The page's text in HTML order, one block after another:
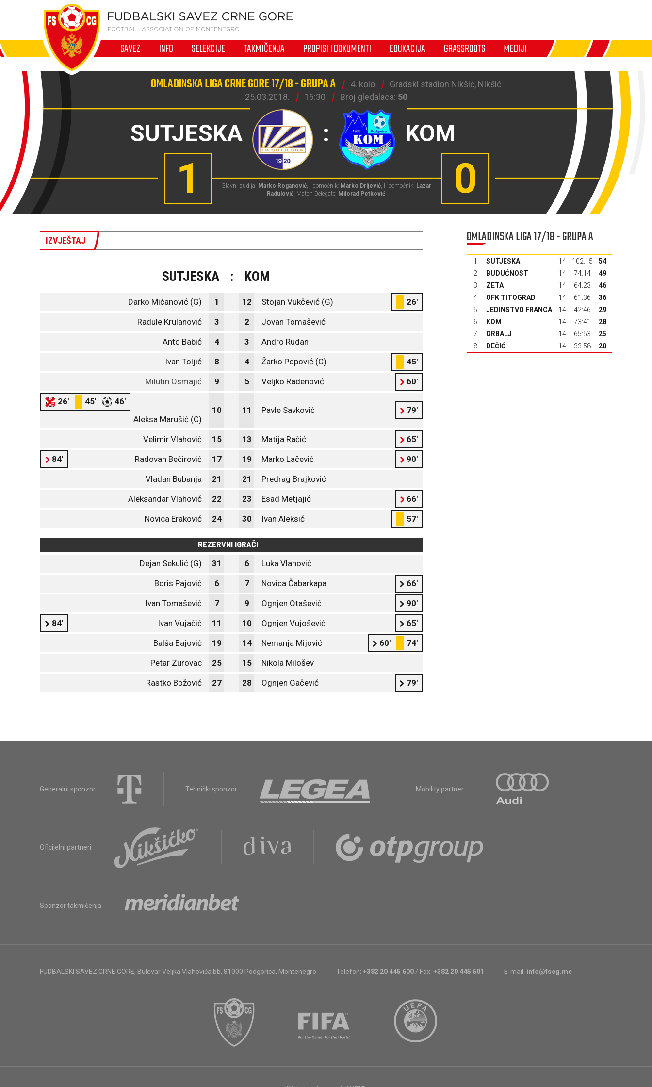
SAVEZ INFO SELEKCIJE TAKMIČENJA PROPISI I DOKUMENTI EDUKACIJA GRASSROOTS MEDIJI
OMLADINSKA LIGA CRNE GORE 17/18 - GRUPA A 4. kolo
Gradski stadion Nikšić, Nikšić
25.03.2018.
16:30 Broj gledalaca: 50
SUTJESKA : KOM
1 0
Glavni sudija: Marko Roganović, I pomoćnik: Marko Drljević, II pomoćnik: Lazar
Radulović, Match Delegate: Milorad Petković
IZVJEŠTAJ
SUTJESKA : KOM
Darko Mićanović (G) 1 12 Stojan Vukčević (G) 26'
Radule Krulanović 3 2 Jovan Tomašević
Anto Babić 4 3 Andro Rudan
Ivan Toljić 8 4 Žarko Popović (C) 45'
Milutin Osmajić 9 5 Veljko Radenović 60'
26' 45'
46'
Aleksa Marušić (C)
10 11 Pavle Savković 79'
Velimir Vlahović 15 13 Matija Račić 65'
84' Radovan Bećirović 17 19 Marko Lačević 90'
Vladan Bubanja 21 21 Predrag Brajković
Aleksandar Vlahović 22 23 Esad Metjajić 66'
Novica Eraković 24 30 Ivan Aleksić 57'
REZERVNI IGRAČI
Dejan Sekulić (G)
31 6 Luka Vlahović
Boris Pajović 6 7 Novica Čabarkapa 66'
Ivan Tomašević 7 9 Ognjen Otašević 90'
84' Ivan Vujačić 11 10 Ognjen Vujošević 65'
Balša Bajović 19 14 Nemanja Mijović 60' 74'
Petar Zurovac 25 15 Nikola Milošev
Rastko Božović 27 28 Ognjen Gačević 79'
OMLADINSKA LIGA 17/18 - GRUPA A
1. SUTJESKA 14 102:15
54
2.
BUDUĆNOST 14 74:14
49
3.
ZETA 14 64:23
46
4.
OFK TITOGRAD 14 61:36
36
5.
JEDINSTVO FRANCA 14 42:46
29
6.
KOM 14 73:41
28
7.
GRBALJ 14 65:53
25
8.
DEČIĆ 14 33:58 20
Generalni sponzor Tehnički sponzor Mobility partner
Oficijelni partneri
Sponzor takmičenja
FUDBALSKI SAVEZ CRNE GORE, Bulevar Veljka Vlahovića bb, 81000 Podgorica, Montenegro Telefon: +382 20 445 600 / Fax: +382 20 445 601 E-mail: info@fscg.me